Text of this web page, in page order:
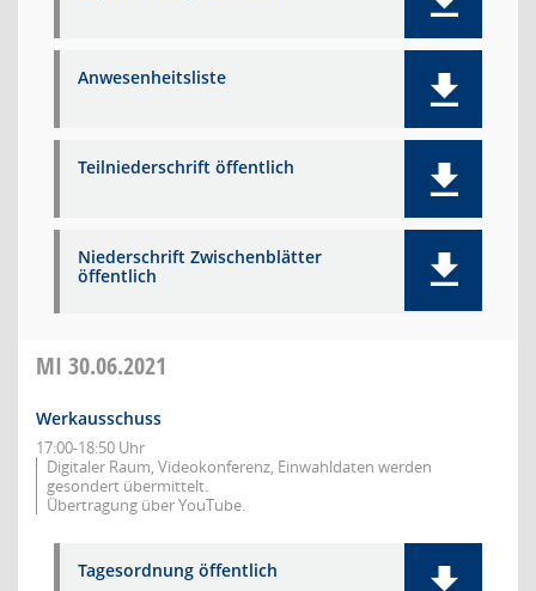
Anwesenheitsliste
Teilniederschrift öffentlich
Niederschrift Zwischenblätter
öffentlich
MI 30.06.2021
Werkausschuss
17:00-18:50 Uhr
Digitaler Raum, Videokonferenz, Einwahldaten werden
gesondert übermittelt.
Übertragung über YouTube.
Tagesordnung öffentlich